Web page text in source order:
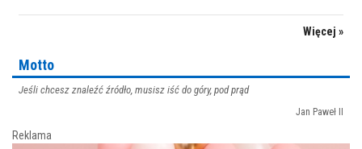
Więcej »
Motto
Jeśli chcesz znaleźć źródło, musisz iść do góry, pod prąd
Jan Paweł II
Reklama